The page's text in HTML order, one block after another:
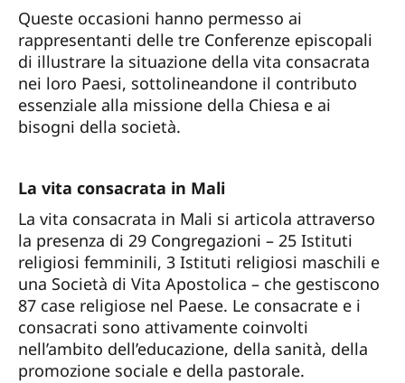
Queste occasioni hanno permesso ai
rappresentanti delle tre Conferenze episcopali
di illustrare la situazione della vita consacrata
nei loro Paesi, sottolineandone il contributo
essenziale alla missione della Chiesa e ai
bisogni della società.
La vita consacrata in Mali
La vita consacrata in Mali si articola attraverso
la presenza di 29 Congregazioni – 25 Istituti
religiosi femminili, 3 Istituti religiosi maschili e
una Società di Vita Apostolica – che gestiscono
87 case religiose nel Paese. Le consacrate e i
consacrati sono attivamente coinvolti
nell’ambito dell’educazione, della sanità, della
promozione sociale e della pastorale.